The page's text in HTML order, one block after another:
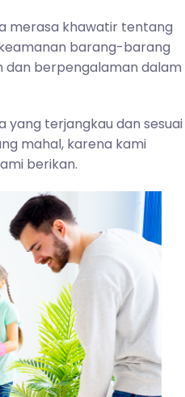
merasa khawatir tentang
barang-barang
dan berpengalaman dalam
yang terjangkau dan sesuai
mahal, karena kami
berikan.